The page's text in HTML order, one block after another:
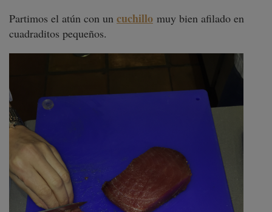
Partimos el atún con un cuchillo muy bien afilado en
cuadraditos pequeños.